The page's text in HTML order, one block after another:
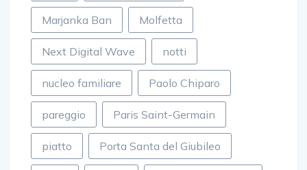
Marjanka Ban Molfetta
Next Digital Wave notti
nucleo familiare Paolo Chiparo
pareggio Paris Saint-Germain
piatto Porta Santa del Giubileo